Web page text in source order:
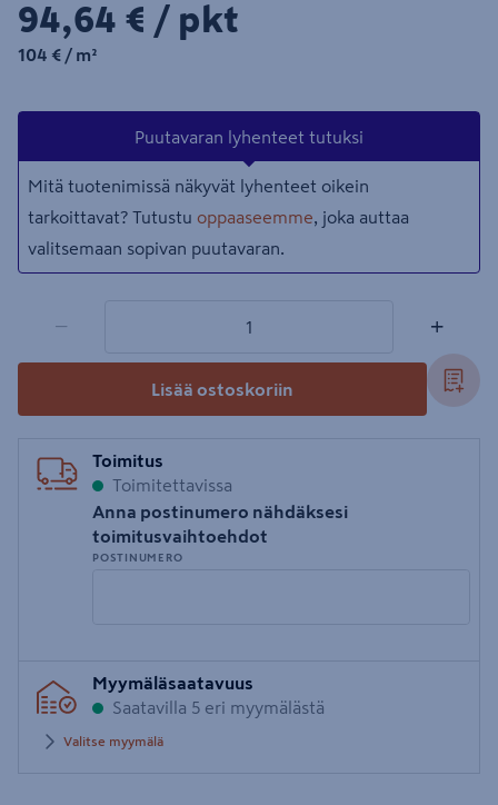
94,64€/pkt
94,64 € / pkt
104€/m²
104 € / m²
Puutavaran lyhenteet tutuksi
Mitä tuotenimissä näkyvät lyhenteet oikein
tarkoittavat? Tutustu oppaaseemme , joka auttaa
valitsemaan sopivan puutavaran.
− +
Lisää ostoskoriin
Toimitus
Toimitettavissa
Anna postinumero nähdäksesi
toimitusvaihtoehdot
POSTINUMERO
postinumero
Myymäläsaatavuus
Saatavilla 5 eri myymälästä
Valitse myymälä